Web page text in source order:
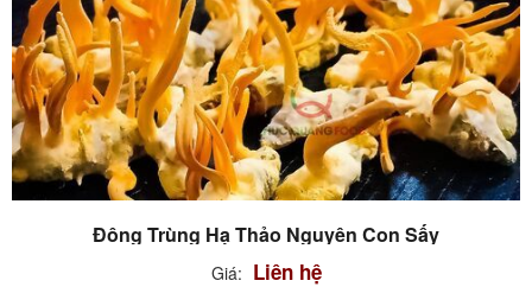
Đông Trùng Hạ Thảo Nguyên Con Sấy
Giá: Liên hệ